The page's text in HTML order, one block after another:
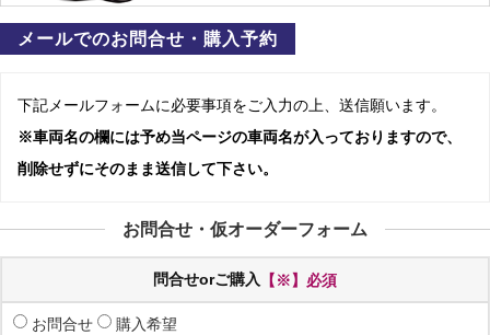
メールでのお問合せ・購入予約
下記メールフォームに必要事項をご入力の上、送信願います。
※車両名の欄には予め当ページの車両名が入っておりますので、
削除せずにそのまま送信して下さい。
お問合せ・仮オーダーフォーム
問合せorご購入 【※】必須
お問合せ 購入希望